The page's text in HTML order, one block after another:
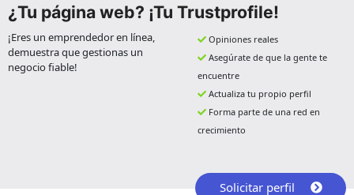
¿Tu página web? ¡Tu Trustprofile!
¡Eres un emprendedor en línea,
demuestra que gestionas un
negocio fiable!
Opiniones reales
Asegúrate de que la gente te
encuentre
Actualiza tu propio perfil
Forma parte de una red en
crecimiento
Solicitar perfil